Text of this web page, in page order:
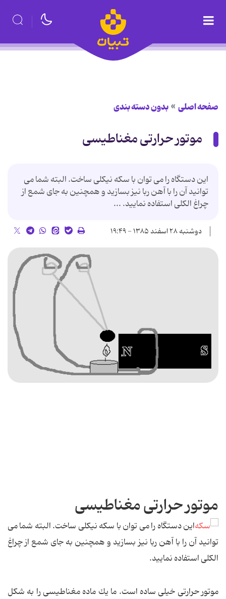
صفحه اصلی بدون دسته بندی
موتور حرارتی مغناطیسی
این دستگاه را می توان با سكه نیكلی ساخت. البته شما می
توانید آن را با آهن ربا نیز بسازید و همچنین به جای شمع از
چراغ الكلی استفاده نمایید. ...
دوشنبه ۲۸ اسفند ۱۳۸۵ - ۱۹:۴۹
موتور حرارتی مغناطیسی
این دستگاه را می توان با سكه نیكلی ساخت. البته شما می
توانید آن را با آهن ربا نیز بسازید و همچنین به جای شمع از چراغ
الكلی استفاده نمایید.
موتور حرارتی خیلی ساده است. ما یك ماده مغناطیسی را به شكل